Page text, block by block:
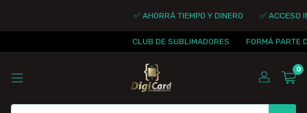
✅ AHORRÁ TIEMPO Y DINERO ✅ ACCESO
CLUB DE SUBLIMADORES FORMÁ PARTE DE LA
0